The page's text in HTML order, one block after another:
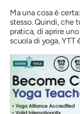
Ma una cosa è
stesso. Quindi, che
pratica, di aprire
scuola di yoga, YTT